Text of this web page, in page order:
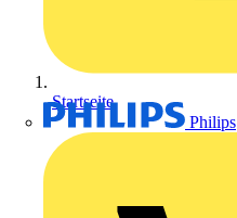
Philips
Startseite